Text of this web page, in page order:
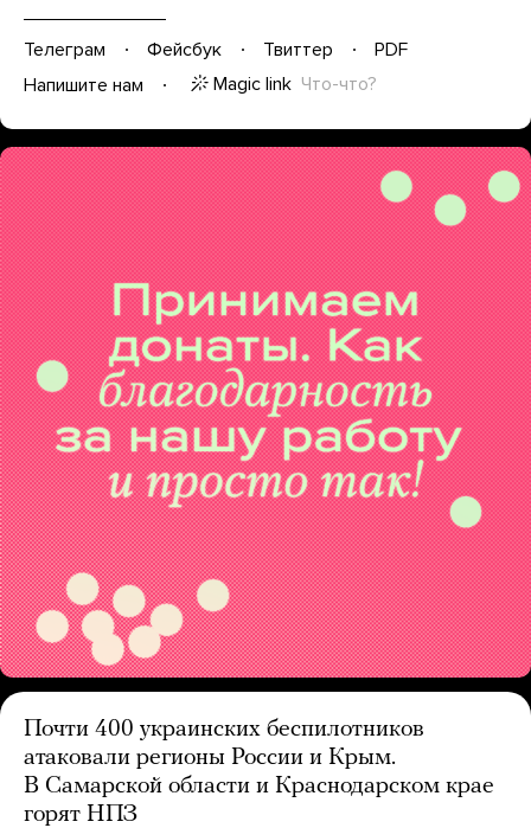
Телеграм Фейсбук Твиттер
PDF
Напишите нам
Magic link Что-что?
Почти 400 украинских беспилотников
атаковали регионы России и Крым.
В Самарской области и Краснодарском крае
горят НПЗ